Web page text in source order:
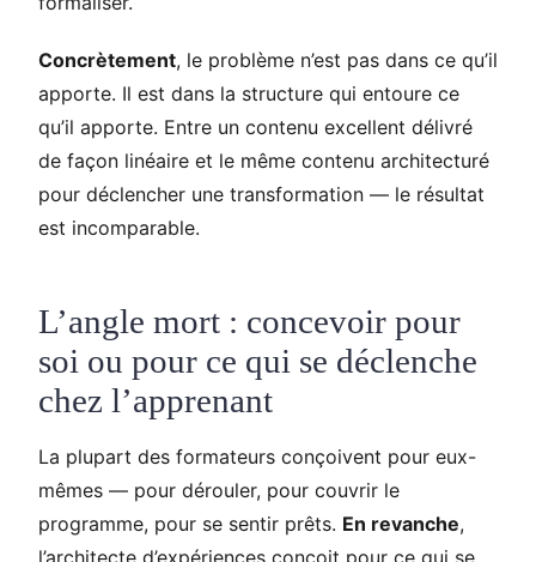
Concrètement, le problème n’est pas dans ce qu’il
apporte. Il est dans la structure qui entoure ce
qu’il apporte. Entre un contenu excellent délivré
de façon linéaire et le même contenu architecturé
pour déclencher une transformation — le résultat
est incomparable.
L’angle mort : concevoir pour
soi ou pour ce qui se déclenche
chez l’apprenant
La plupart des formateurs conçoivent pour eux-
mêmes — pour dérouler, pour couvrir le
programme, pour se sentir prêts. En revanche,
l’architecte d’expériences conçoit pour ce qui se